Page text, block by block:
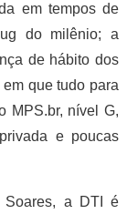
em tempos de
do milênio; a
de hábito dos
que tudo para
MPS.br, nível G,
e poucas
Soares, a DTI é